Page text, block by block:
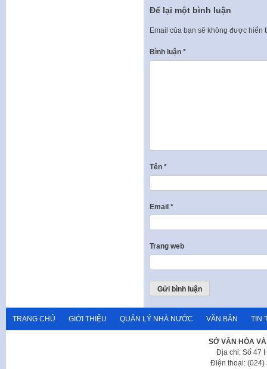
Để lại một bình luận
Email của bạn sẽ không được hiển
Bình luận *
Tên *
Email *
Trang web
TRANG CHỦ GIỚI THIỆU QUẢN LÝ NHÀ NƯỚC VĂN BẢN TIN
SỞ VĂN HÓA
Địa chỉ: Số 47
Điện thoại: (024)